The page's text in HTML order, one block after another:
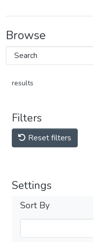
Browse
results
Filters
Reset filters
Settings
Sort By